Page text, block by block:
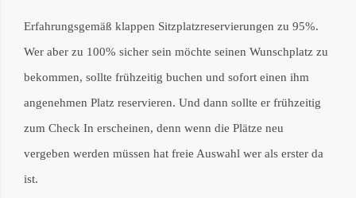
Erfahrungsgemäß klappen Sitzplatzreservierungen zu 95%.
Wer aber zu 100% sicher sein möchte seinen Wunschplatz zu
bekommen, sollte frühzeitig buchen und sofort einen ihm
angenehmen Platz reservieren. Und dann sollte er frühzeitig
zum Check In erscheinen, denn wenn die Plätze neu
vergeben werden müssen hat freie Auswahl wer als erster da
ist.